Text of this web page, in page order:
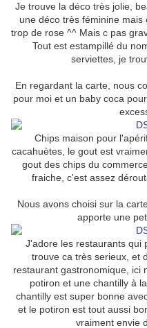
Je trouve la déco très jolie,
une déco très féminine mais
trop de rose ^^ Mais c pas
Tout est estampillé du
serviettes, je
En regardant la carte, nous
pour moi et un baby coca
Chips maison pour
cacahuètes, le gout est
gout des chips du
fraiche, c'est assez
Nous avons choisi sur la
apporte une
J'adore les restaurants qui
trouve ca très serieux, et
restaurant gastronomique, ici
potiron et une chantilly à
chantilly est super bonne
et le potiron est tout aussi
vraiment envie